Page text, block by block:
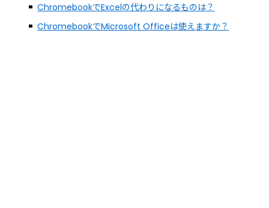
ChromebookでExcelの代わりになるものは？
ChromebookでMicrosoft Officeは使えますか？